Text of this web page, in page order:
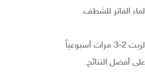
الفاتر للشطف.
استخدم الزيت 2-3 مرات أسبوعياً
أفضل النتائج.